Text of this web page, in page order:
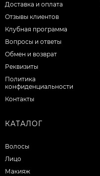
Доставка и оплата
Отзывы клиентов
Клубная программа
Вопросы и ответы
Обмен и возврат
Реквизиты
Политика
конфиденциальности
Контакты
КАТАЛОГ
Волосы
Лицо
Макияж